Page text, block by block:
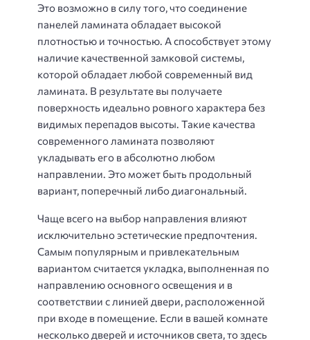
Это возможно в силу того, что соединение
панелей ламината обладает высокой
плотностью и точностью. А способствует этому
наличие качественной замковой системы,
которой обладает любой современный вид
ламината. В результате вы получаете
поверхность идеально ровного характера без
видимых перепадов высоты. Такие качества
современного ламината позволяют
укладывать его в абсолютно любом
направлении. Это может быть продольный
вариант, поперечный либо диагональный.
Чаще всего на выбор направления влияют
исключительно эстетические предпочтения.
Самым популярным и привлекательным
вариантом считается укладка, выполненная по
направлению основного освещения и в
соответствии с линией двери, расположенной
при входе в помещение. Если в вашей комнате
несколько дверей и источников света, то здесь